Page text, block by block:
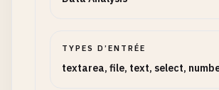
TYPES D’ENTRÉE
textarea, file, text, select,